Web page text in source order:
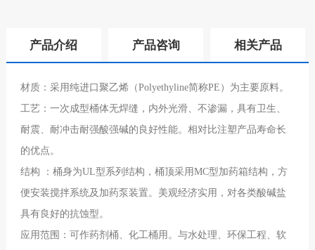
产品介绍 产品咨询 相关产品
材质：采用纯进口聚乙烯（Polyethyline简称PE）为主要原料。
工艺：一次成型桶体无焊缝，内外光滑、不渗漏，具有卫生、
耐震、耐冲击耐强酸强碱的良好性能。相对比注塑产品寿命长
的优点。
结构
：桶身为UL型系列结构，桶顶采用MC型加药箱结构，方
便安装搅拌系统及加药泵装置。美观经济实用，对各类酸碱盐
具有良好的抗蚀型。
应用范围：可作药剂桶、化工桶用。与水处理、环保工程、软